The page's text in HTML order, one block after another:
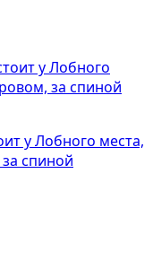
у Лобного места,
спиной